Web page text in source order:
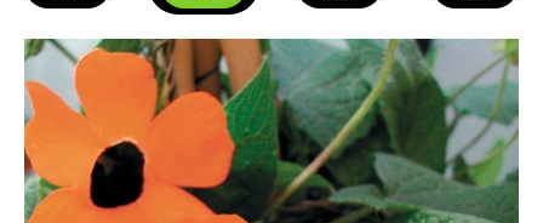
PLANTES
D'AUTOMNE
FLEURS
ET
PLANTS
PRINTEMPS
POULETS
ET
PINTADES
PRODUITS
DE
L'ÉPICERIE